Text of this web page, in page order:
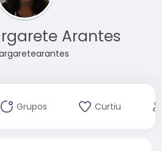
Arantes
Grupos Curtiu